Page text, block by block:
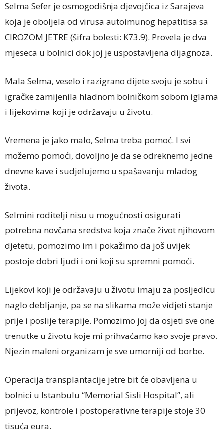
Selma Sefer je osmogodišnja djevojčica iz Sarajeva
koja je oboljela od virusa autoimunog hepatitisa sa
CIROZOM JETRE (šifra bolesti: K73.9). Provela je dva
mjeseca u bolnici dok joj je uspostavljena dijagnoza.
Mala Selma, veselo i razigrano dijete svoju je sobu i
igračke zamijenila hladnom bolničkom sobom iglama
i lijekovima koji je održavaju u životu.
Vremena je jako malo, Selma treba pomoć. I svi
možemo pomoći, dovoljno je da se odreknemo jedne
dnevne kave i sudjelujemo u spašavanju mladog
života.
Selmini roditelji nisu u mogućnosti osigurati
potrebna novčana sredstva koja znače život njihovom
djetetu, pomozimo im i pokažimo da još uvijek
postoje dobri ljudi i oni koji su spremni pomoći.
Lijekovi koji je održavaju u životu imaju za posljedicu
naglo debljanje, pa se na slikama može vidjeti stanje
prije i poslije terapije. Pomozimo joj da osjeti sve one
trenutke u životu koje mi prihvaćamo kao svoje pravo.
Njezin maleni organizam je sve umorniji od borbe.
Operacija transplantacije jetre bit će obavljena u
bolnici u Istanbulu “Memorial Sisli Hospital”, ali
prijevoz, kontrole i postoperativne terapije stoje 30
tisuća eura.